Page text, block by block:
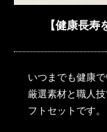
【健康長寿
いつまでも健康
厳選素材と職人
フトセットです。